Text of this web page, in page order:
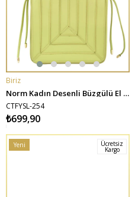
SEPETE EKLE
Biriz
Norm Kadın Desenli Büzgülü El ve Omuz Çantası - Fıstık Yeşili
CTFYSL-254
₺699,90
Yeni
Ücretsiz
Kargo